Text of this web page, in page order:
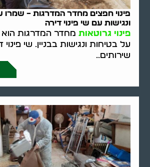
פינוי חפצים מחדר המדרגות – שמרו
ונגישות עם שי פינוי דירה
פינוי גרוטאות מחדר המדרגות הוא
על בטיחות ונגישות בבניין. שי
שירותים..